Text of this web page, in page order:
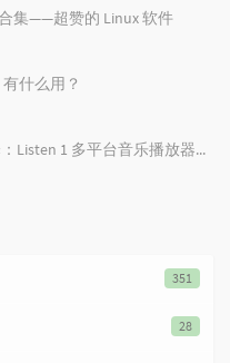
集——超赞的 Linux 软件
什么用？
Ubuntu下听音乐的第一选择：Listen 1 多平台音乐播放器，所有免费音乐一应俱全！
351
28